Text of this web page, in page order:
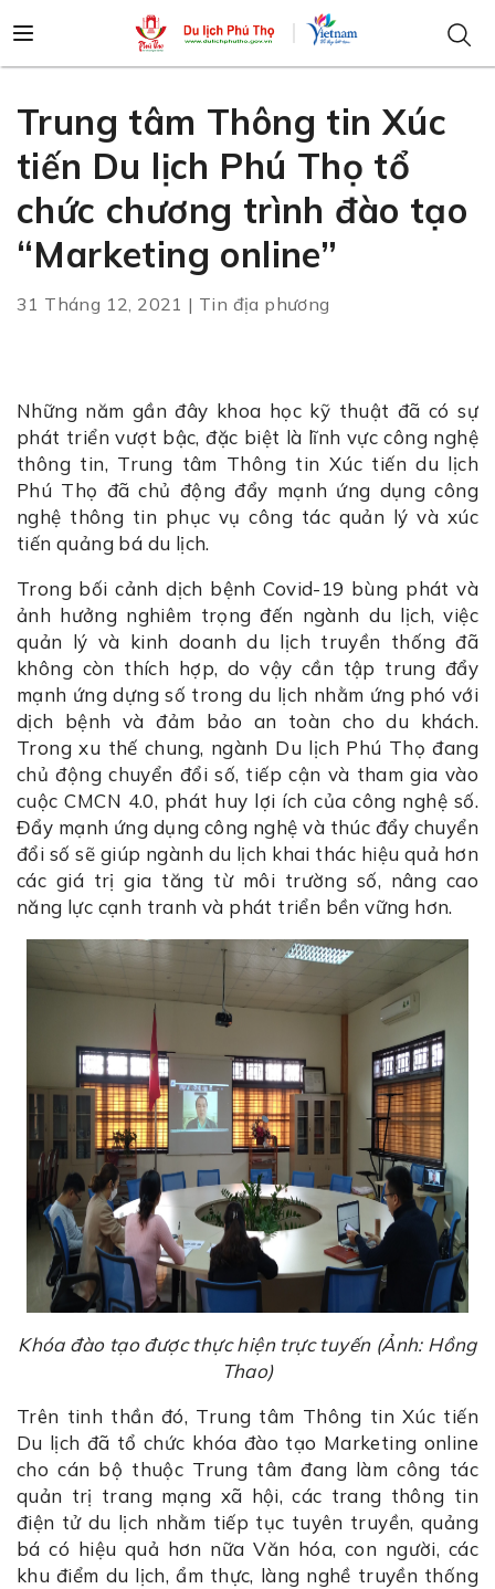
Trung tâm Thông tin Xúc
tiến Du lịch Phú Thọ tổ
chức chương trình đào tạo
“Marketing online”
31 Tháng 12, 2021 | Tin địa phương
Những năm gần đây khoa học kỹ thuật đã có sự
phát triển vượt bậc, đặc biệt là lĩnh vực công nghệ
thông tin, Trung tâm Thông tin Xúc tiến du lịch
Phú Thọ đã chủ động đẩy mạnh ứng dụng công
nghệ thông tin phục vụ công tác quản lý và xúc
tiến quảng bá du lịch.
Trong bối cảnh dịch bệnh Covid-19 bùng phát và
ảnh hưởng nghiêm trọng đến ngành du lịch, việc
quản lý và kinh doanh du lịch truyền thống đã
không còn thích hợp, do vậy cần tập trung đẩy
mạnh ứng dựng số trong du lịch nhằm ứng phó với
dịch bệnh và đảm bảo an toàn cho du khách.
Trong xu thế chung, ngành Du lịch Phú Thọ đang
chủ động chuyển đổi số, tiếp cận và tham gia vào
cuộc CMCN 4.0, phát huy lợi ích của công nghệ số.
Đẩy mạnh ứng dụng công nghệ và thúc đẩy chuyển
đổi số sẽ giúp ngành du lịch khai thác hiệu quả hơn
các giá trị gia tăng từ môi trường số, nâng cao
năng lực cạnh tranh và phát triển bền vững hơn.
Khóa đào tạo được thực hiện trực tuyến (Ảnh: Hồng
Thao)
Trên tinh thần đó, Trung tâm Thông tin Xúc tiến
Du lịch đã tổ chức khóa đào tạo Marketing online
cho cán bộ thuộc Trung tâm đang làm công tác
quản trị trang mạng xã hội, các trang thông tin
điện tử du lịch nhằm tiếp tục tuyên truyền, quảng
bá có hiệu quả hơn nữa Văn hóa, con người, các
khu điểm du lịch, ẩm thực, làng nghề truyền thống